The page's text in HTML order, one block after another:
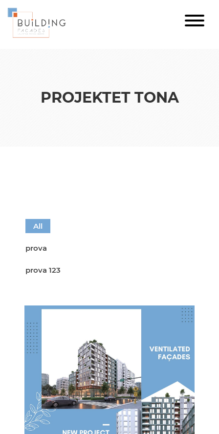
PROJEKTET TONA
All
prova
prova 123